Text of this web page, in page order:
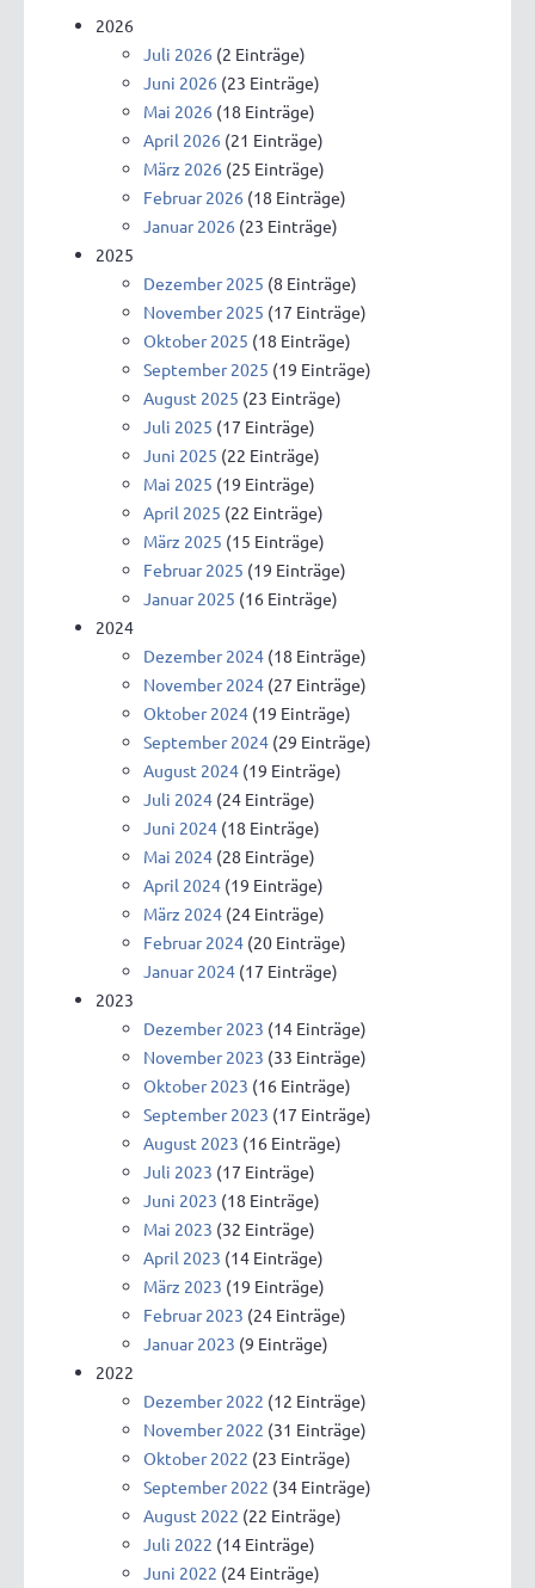
2026
Juli 2026 (2 Einträge)
Juni 2026 (23 Einträge)
Mai 2026 (18 Einträge)
April 2026 (21 Einträge)
März 2026 (25 Einträge)
Februar 2026 (18 Einträge)
Januar 2026 (23 Einträge)
2025
Dezember 2025 (8 Einträge)
November 2025 (17 Einträge)
Oktober 2025 (18 Einträge)
September 2025 (19 Einträge)
August 2025 (23 Einträge)
Juli 2025 (17 Einträge)
Juni 2025 (22 Einträge)
Mai 2025 (19 Einträge)
April 2025 (22 Einträge)
März 2025 (15 Einträge)
Februar 2025 (19 Einträge)
Januar 2025 (16 Einträge)
2024
Dezember 2024 (18 Einträge)
November 2024 (27 Einträge)
Oktober 2024 (19 Einträge)
September 2024 (29 Einträge)
August 2024 (19 Einträge)
Juli 2024 (24 Einträge)
Juni 2024 (18 Einträge)
Mai 2024 (28 Einträge)
April 2024 (19 Einträge)
März 2024 (24 Einträge)
Februar 2024 (20 Einträge)
Januar 2024 (17 Einträge)
2023
Dezember 2023 (14 Einträge)
November 2023 (33 Einträge)
Oktober 2023 (16 Einträge)
September 2023 (17 Einträge)
August 2023 (16 Einträge)
Juli 2023 (17 Einträge)
Juni 2023 (18 Einträge)
Mai 2023 (32 Einträge)
April 2023 (14 Einträge)
März 2023 (19 Einträge)
Februar 2023 (24 Einträge)
Januar 2023 (9 Einträge)
2022
Dezember 2022 (12 Einträge)
November 2022 (31 Einträge)
Oktober 2022 (23 Einträge)
September 2022 (34 Einträge)
August 2022 (22 Einträge)
Juli 2022 (14 Einträge)
Juni 2022 (24 Einträge)